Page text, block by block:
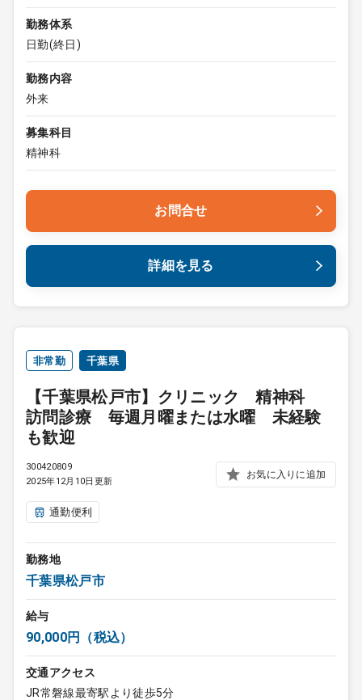
勤務体系
日勤(終日)
勤務内容
外来
募集科目
精神科
お問合せ
詳細を見る
非常勤 千葉県
【千葉県松戸市】クリニック 精神科
訪問診療 毎週月曜または水曜 未経験
も歓迎
300420809
2025年12月10日更新
お気に入りに追加
通勤便利
勤務地
千葉県松戸市
給与
90,000円（税込）
交通アクセス
JR常磐線最寄駅より徒歩5分